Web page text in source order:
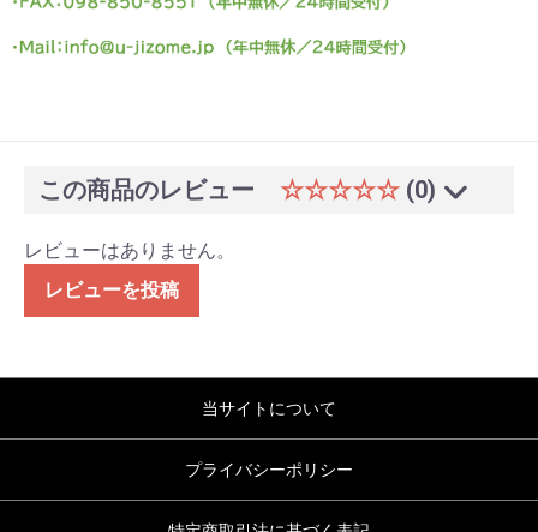
この商品のレビュー ☆☆☆☆☆ (0)
レビューはありません。
レビューを投稿
当サイトについて
プライバシーポリシー